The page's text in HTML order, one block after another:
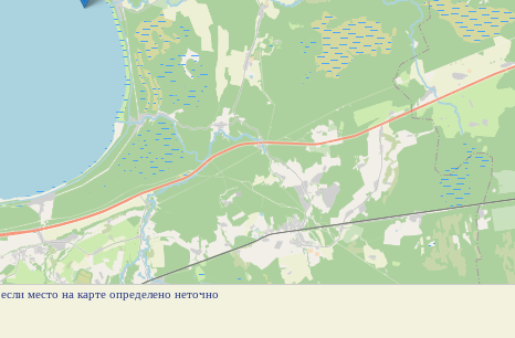
, если место на карте определено неточно